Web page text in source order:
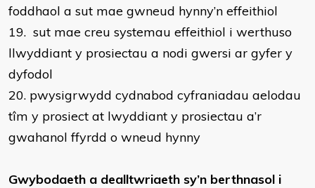
foddhaol a sut mae gwneud hynny’n effeithiol
19. sut mae creu systemau effeithiol i werthuso
llwyddiant y prosiectau a nodi gwersi ar gyfer y
dyfodol
20. pwysigrwydd cydnabod cyfraniadau aelodau
tîm y prosiect at lwyddiant y prosiectau a’r
gwahanol ffyrdd o wneud hynny
Gwybodaeth a dealltwriaeth sy’n berthnasol i